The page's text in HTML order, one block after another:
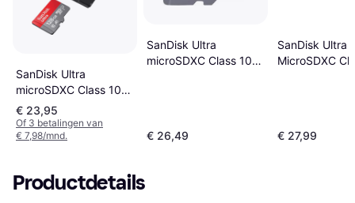
SanDisk Ultra
microSDXC Class 10
UHS-I U1 A1 140MB/s
128GB +Adapter
€ 23,95
Of 3 betalingen van
€ 7,98/mnd.
SanDisk Ultra
microSDXC Class 10
€ 26,49
SanDisk Ultra
MicroSDXC
€ 27,99
Productdetails